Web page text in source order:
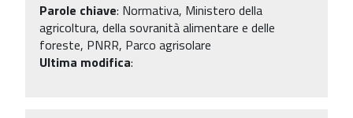
Parole chiave: Normativa, Ministero della
agricoltura, della sovranità alimentare e delle
foreste, PNRR, Parco agrisolare
Ultima modifica: